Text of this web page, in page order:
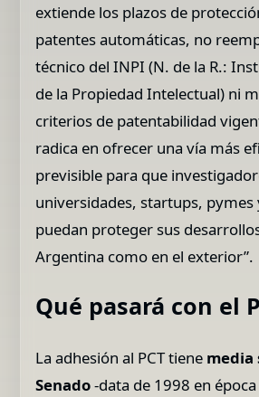
extiende los plazos de
patentes automáticas, no
técnico del INPI (N. de la R.:
de la Propiedad Intelectual) ni
criterios de patentabilidad
radica en ofrecer una vía más
previsible para que
universidades, startups, pymes
puedan proteger sus
Argentina como en el exterior”.
Qué pasará con el
La adhesión al PCT tiene media
Senado-data de 1998 en